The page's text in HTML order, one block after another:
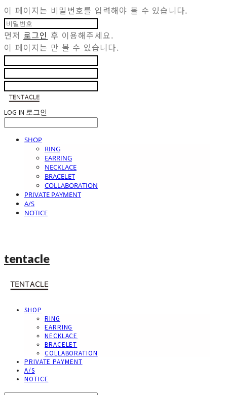
이 페이지는 비밀번호를 입력해야 볼 수 있습니다.
먼저 로그인 후 이용해주세요.
이 페이지는 만 볼 수 있습니다.
LOG IN 로그인
SHOP
RING
EARRING
NECKLACE
BRACELET
COLLABORATION
PRIVATE PAYMENT
A/S
NOTICE
tentacle
SHOP
RING
EARRING
NECKLACE
BRACELET
COLLABORATION
PRIVATE PAYMENT
A/S
NOTICE